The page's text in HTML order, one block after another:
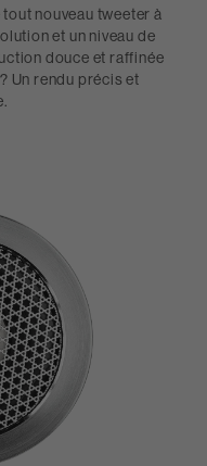
nouveau tweeter à
et un niveau de
douce et raffinée
Un rendu précis et